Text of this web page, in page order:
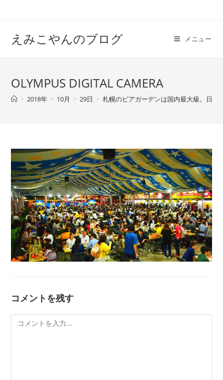
えみこやんのブログ メニュー
OLYMPUS DIGITAL CAMERA
> 2018年 > 10月 > 29日 > 札幌のビアガーデンは国内最大級。日本
コメントを残す